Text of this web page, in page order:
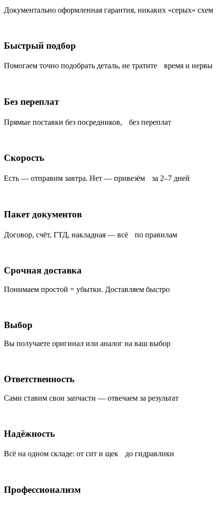
Документально оформленная гарантия, никаких «серых» схем
Быстрый подбор
Помогаем точно подобрать деталь, не тратите время и нервы
Без переплат
Прямые поставки без посредников, без переплат
Скорость
Есть — отправим завтра. Нет — привезём за 2–7 дней
Пакет документов
Договор, счёт, ГТД, накладная — всё по правилам
Срочная доставка
Понимаем простой = убытки. Доставляем быстро
Выбор
Вы получаете оригинал или аналог на ваш выбор
Ответственность
Сами ставим свои запчасти — отвечаем за результат
Надёжность
Всё на одном складе: от сит и щек до гидравлики
Профессионализм